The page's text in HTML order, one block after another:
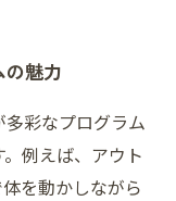
の魅力
彩なプログラム
例えば、アウト
を動かしながら